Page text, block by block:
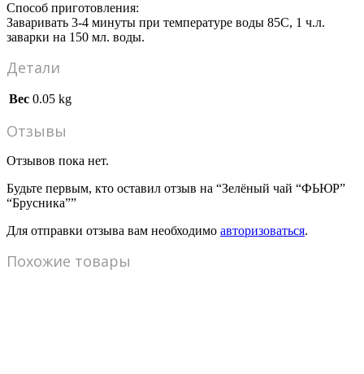
Способ приготовления:
Заваривать 3-4 минуты при температуре воды 85С, 1 ч.л.
заварки на 150 мл. воды.
Детали
Вес 0.05 kg
Отзывы
Отзывов пока нет.
Будьте первым, кто оставил отзыв на “Зелёный чай “ФЬЮР”
“Брусника””
Для отправки отзыва вам необходимо авторизоваться.
Похожие товары